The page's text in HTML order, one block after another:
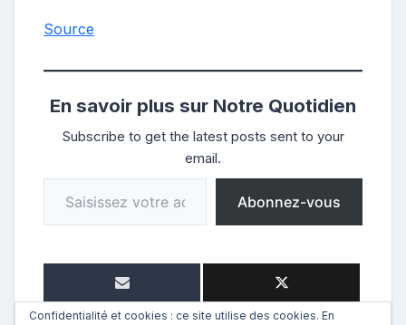
Source
En savoir plus sur Notre Quotidien
Subscribe to get the latest posts sent to your
email.
Saisissez votre adresse e-mail…
Abonnez-vous
Confidentialité et cookies : ce site utilise des cookies. En